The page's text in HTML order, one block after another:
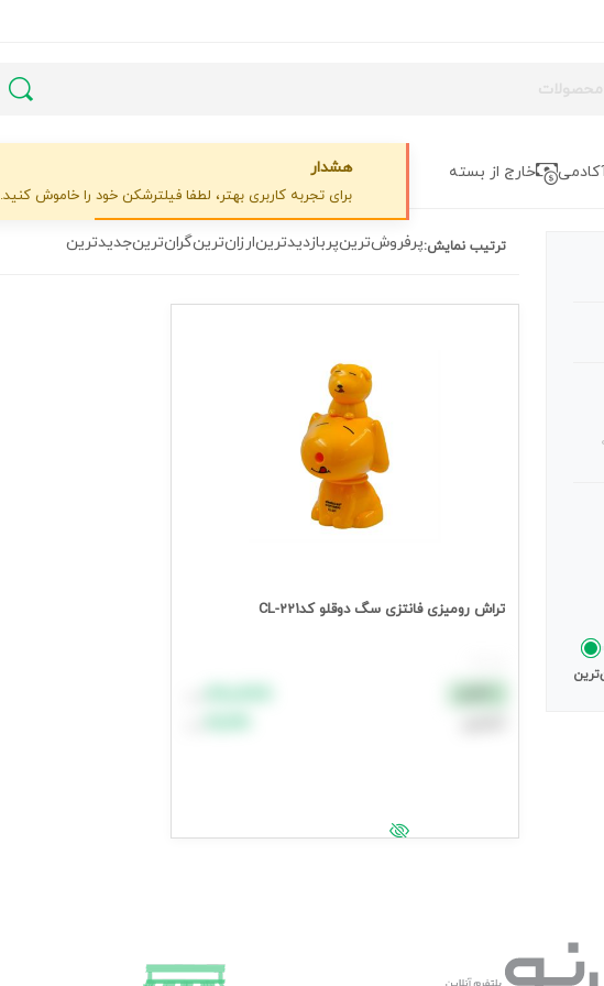
خارج از بسته
ترتیب نمایش:پرفروش‌ترینپربازدیدترینارزان‌ترینگران‌ترینجدیدترین
تراش رومیزی فانتزی سگ دوقلو کدCL-221
هشدار
برای تجربه کاربری بهتر، لطفا فیلترشکن خود را خاموش کنید.